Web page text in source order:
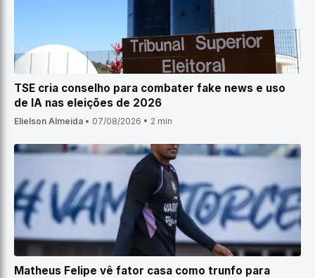
TSE cria conselho para combater fake news e uso
de IA nas eleições de 2026
Elielson Almeida • 07/08/2026 • 2 min
Matheus Felipe vê fator casa como trunfo para